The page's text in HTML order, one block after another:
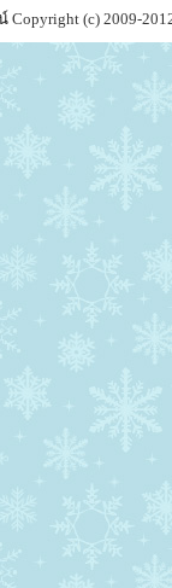
Copyright (c) 2009-